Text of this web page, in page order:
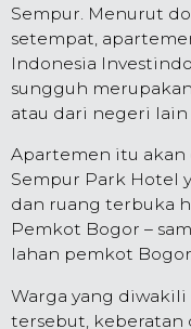
Sempur. Menurut
setempat,
Indonesia
sungguh
atau dari negeri lain
Apartemen itu akan
Sempur Park Hotel
dan ruang terbuka
Pemkot Bogor –
lahan pemkot Bogor
Warga yang diwakili
tersebut, keberatan